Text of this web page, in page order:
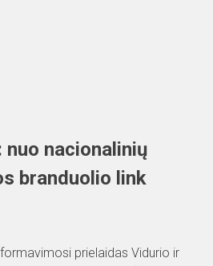
nuo nacionalinių
branduolio link
prielaidas Vidurio ir